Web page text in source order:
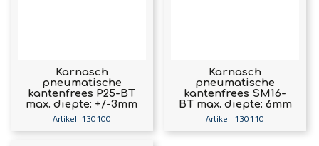
Karnasch
pneumatische
kantenfrees P25-BT
max. diepte: +/-3mm
bij 45° art. 130100
Artikel: 130100
Karnasch
pneumatische
kantenfrees SM16-
BT max. diepte: 6mm
art. 130110
Artikel: 130110